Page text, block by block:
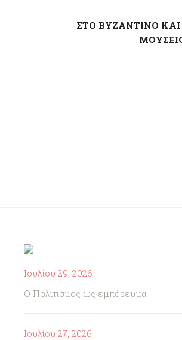
ΣΤΟ ΒΥΖΑΝΤΙΝΟ ΚΑΙ
Ιουλίου 29, 2026
Ο Πολιτισμός ως εμπόρευμα
Ιουλίου 27, 2026